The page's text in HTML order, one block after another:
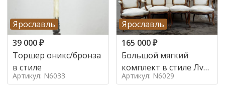
Ярославль
39 000₽
Торшер оникс/бронза
в стиле
Артикул: N6033
Ярославль
165 000₽
Большой мягкий
комплект в стиле Луи
в стиле
Артикул: N6029